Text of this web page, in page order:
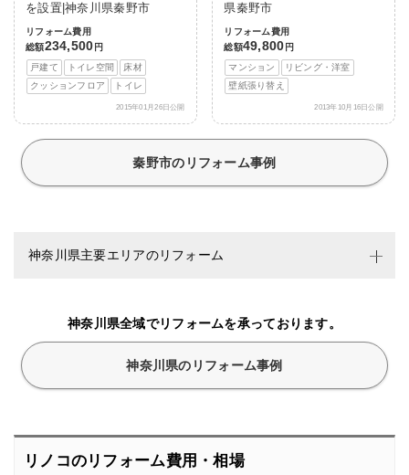
を設置|神奈川県秦野市
リフォーム費用
総額234,500 円
戸建て
トイレ空間
床材
クッションフロア
トイレ
2015年01月26日公開
県秦野市
リフォーム費用
総額49,800 円
マンション
リビング・洋室
壁紙張り替え
2013年10月16日公開
秦野市のリフォーム事例
神奈川県主要エリアのリフォーム
神奈川県全域でリフォームを承っております。
神奈川県のリフォーム事例
リノコのリフォーム費用・相場